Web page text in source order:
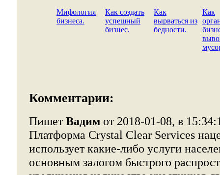
Мифология
бизнеса.
Как создать
успешный
бизнес.
Как
вырваться из
бедности.
Как
Комментарии:
ПишетВадим от 2018-01-08, в
Платформа Crystal Clear Services
использует какие-либо услуги
основным залогом быстрого